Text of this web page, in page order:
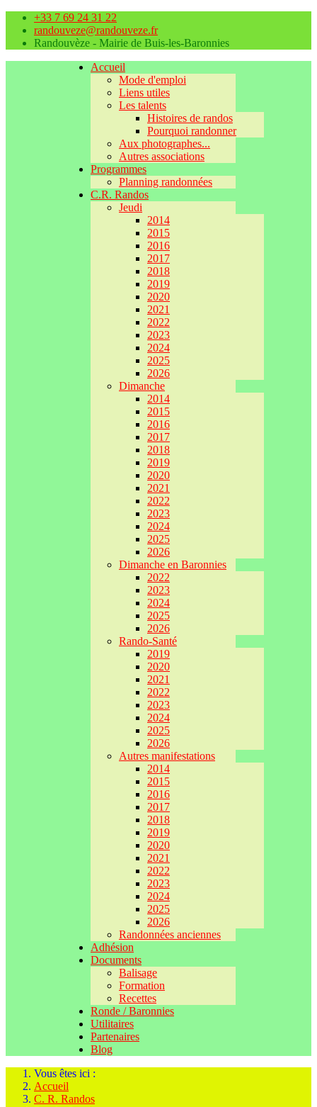
+33 7 69 24 31 22
randouveze@randouveze.fr
Randouvèze - Mairie de Buis-les-Baronnies
Accueil
Mode d'emploi
Liens utiles
Les talents
Histoires de randos
Pourquoi randonner
Aux photographes...
Autres associations
Programmes
Planning randonnées
C.R. Randos
Jeudi
2014
2015
2016
2017
2018
2019
2020
2021
2022
2023
2024
2025
2026
Dimanche
2014
2015
2016
2017
2018
2019
2020
2021
2022
2023
2024
2025
2026
Dimanche en Baronnies
2022
2023
2024
2025
2026
Rando-Santé
2019
2020
2021
2022
2023
2024
2025
2026
Autres manifestations
2014
2015
2016
2017
2018
2019
2020
2021
2022
2023
2024
2025
2026
Randonnées anciennes
Adhésion
Documents
Balisage
Formation
Recettes
Ronde / Baronnies
Utilitaires
Partenaires
Blog
Vous êtes ici :
Accueil
C. R. Randos